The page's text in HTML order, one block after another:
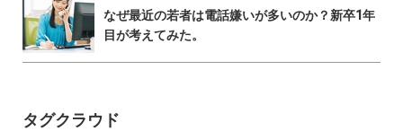
なぜ最近の若者は電話嫌いが多いのか？新卒1年
目が考えてみた。
タグクラウド